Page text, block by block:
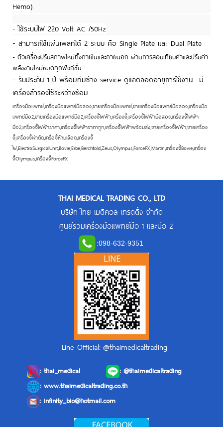
Hemo)
-ใช้ระบบไฟ 220 Volt AC /50Hz
- สามารถใช้แผ่นเพลทได้ 2 ระบบ คือ Single Plate และ Dual Plate
- ตัวเครื่องปรับสภาพใหม่ทั้งภายในและภายนอก ผ่านการสอบเทียบค่าและปรับค่า
พลังงานใหม่หมดทุกฟังก์ชั่น
- รับประกัน 1 ปี พร้อมทีมช่าง service ดูแลตลอดอายุการใช้งาน มี
เครื่องสำรองใช้ระหว่างซ่อม
เครื่องมือแพทย์,เครื่องมือแพทย์มือสอง,ขายเครื่องมือแพทย์,ขายเครื่องมือแพทย์มือสอง,เครื่องมือ
แพทย์มือ2,ขายเครื่องมือแพทย์มือ2,เครื่องจี้ไฟฟ้า,เครื่องจี้,เครื่องจี้ไฟฟ้ามือสอง,เครื่องจี้ไฟฟ้า
มือ2,เครื่องจี้ไฟฟ้าราคา,เครื่องจี้ไฟฟ้าราคาถูก,เครื่องจี้ไฟฟ้าพร้อมส่ง,ขายเครื่องจี้ไฟฟ้า,ขายเครื่อง
จี้,เครื่องจี้ผ่าตัด,เครื่อจี้ห้ามเลือด,เครื่องจี้
ไฝ,ElectroSurgicalUnit,Bovie,Erbe,Berchtold,Zeus,Olympus,ForceFX,Martin,เครื่องจี้Bovie,เครื่อง
จี้Olympus,เครื่องจี้ForceFX
THAI MEDICAL TRADING CO., LTD
บริษัท ไทย เมดิคอล เทรดดิ้ง จำกัด
ศูนย์รวมเครื่องมือแพทย์มือ 1 และมือ 2
:098-632-9351
Line Official: @thaimedicaltrading
:thai_medical : @thaimedicaltrading
: www.thaimedicaltrading.co.th
:infinity_bio@hotmail.com